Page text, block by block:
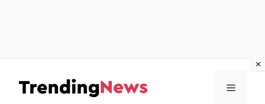
contenuto
Menu